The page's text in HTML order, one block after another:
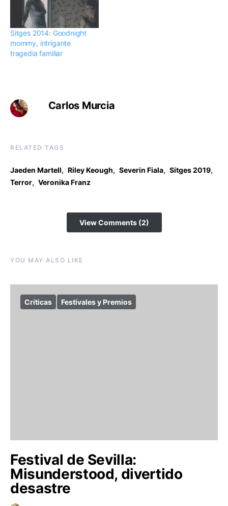
Sitges 2014: Goodnight
mommy, intrigante
tragedia familiar
Carlos Murcia
RELATED TAGS
Jaeden Martell, Riley Keough, Severin Fiala, Sitges 2019,
Terror, Veronika Franz
View Comments (2)
YOU MAY ALSO LIKE
Críticas Festivales y Premios
Festival de Sevilla:
Misunderstood, divertido
desastre